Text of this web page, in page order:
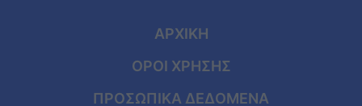
ΑΡΧΙΚΗ
ΟΡΟΙ ΧΡΗΣΗΣ
ΠΡΟΣΩΠΙΚΑ ΔΕΔΟΜΕΝΑ